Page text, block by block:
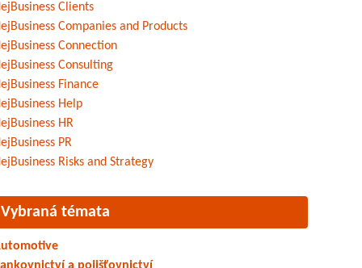
Clients
Companies and Products
Connection
Consulting
Finance
Help
HR
PR
Risks and Strategy
Vybraná témata